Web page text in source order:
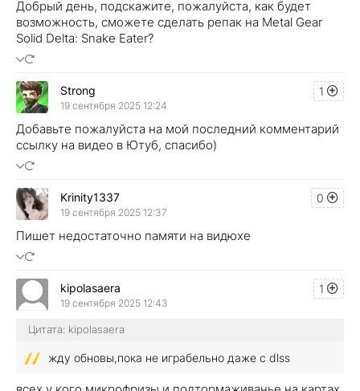
Добрый день, подскажите, пожалуйста, как будет
возможность, сможете сделать репак на Mеtal Gear
Solid Delta: Snake Eater?
1
Strong
19 сентября 2025 12:24
Добавьте пожалуйста на мой последний комментарий
ссылку на видео в Ютуб, спасибо)
0
Krinity1337
19 сентября 2025 12:37
Пишет недостаточно памяти на видюхе
1
kipolasaera
19 сентября 2025 12:43
Цитата: kipolasaera
жду обновы,пока не играбельно даже с dlss